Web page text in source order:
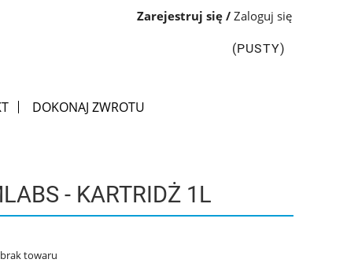
Zarejestruj się Zaloguj się
(PUSTY)
DOKONAJ ZWROTU
- KARTRIDŻ 1L
brak towaru